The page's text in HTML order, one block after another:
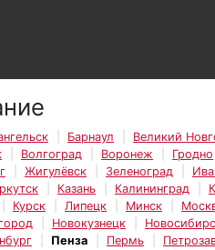
Барнаул
Великий
Волгоград Воронеж
Гродно
Жигулёвск Зеленоград
Казань Калининград
Курск Липецк Минск
Новокузнецк
Пенза Пермь